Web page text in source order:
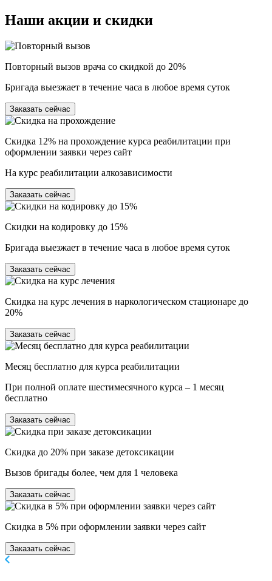
Наши акции и скидки
Повторный вызов врача со скидкой до 20%
Бригада выезжает в течение часа в любое время суток
Заказать сейчас
Скидка 12% на прохождение курса реабилитации при
оформлении заявки через сайт
На курс реабилитации алкозависимости
Заказать сейчас
Скидки на кодировку до 15%
Бригада выезжает в течение часа в любое время суток
Заказать сейчас
Скидка на курс лечения в наркологическом стационаре до
20%
Заказать сейчас
Месяц бесплатно для курса реабилитации
При полной оплате шестимесячного курса – 1 месяц
бесплатно
Заказать сейчас
Скидка до 20% при заказе детоксикации
Вызов бригады более, чем для 1 человека
Заказать сейчас
Скидка в 5% при оформлении заявки через сайт
Заказать сейчас